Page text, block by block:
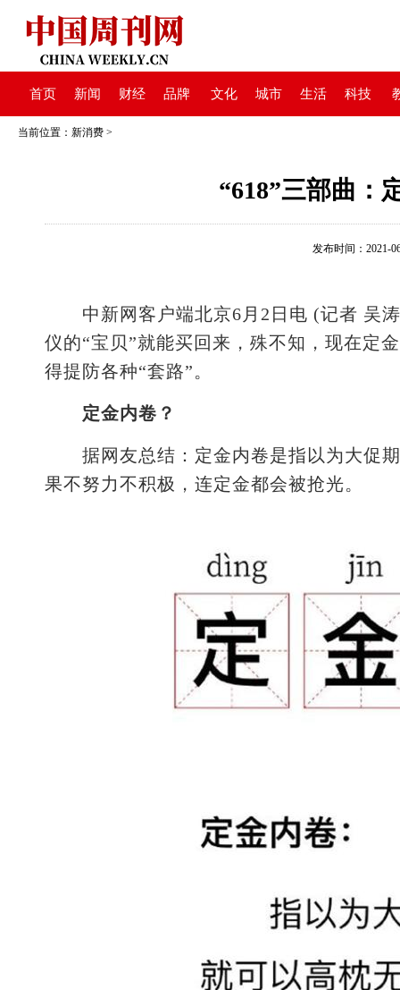
首页 新闻 财经 品牌 文化 城市 生活 科技
当前位置： 新消费 >
“618”三部曲
发布时间：2021-
中新网客户端北京6月2日电 (记者 吴涛
仪的“宝贝”就能买回来，殊不知，现在定
得提防各种“套路”。
定金内卷？
据网友总结：定金内卷是指以为大促期
果不努力不积极，连定金都会被抢光。